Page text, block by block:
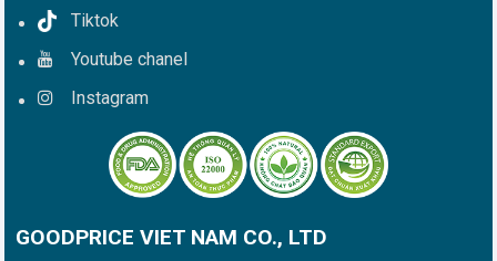
Tiktok
Youtube chanel
Instagram
GOODPRICE VIET NAM CO., LTD